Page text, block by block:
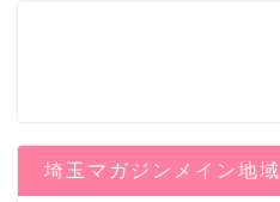
埼玉マガジンメイン地域